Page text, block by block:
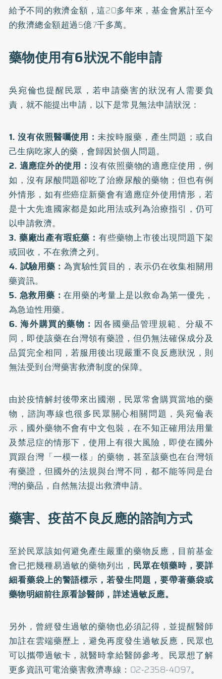
給予不同的救濟金額，這20多年來，基金會累計至今
的救濟總金額超過5億7千多萬。
藥物使用有6狀況不能申請
吳宛倫也提醒民眾，若申請藥害的狀況有人需要負
責，就不能提出申請，以下是常見無法申請狀況：
1. 沒有依照醫囑使用：未按時服藥，產生問題；或自
己生病吃家人的藥，會歸因於個人問題。
2. 適應症外的使用： 沒有依照藥物的適應症使用，例
如，沒有尿酸問題卻吃了治療尿酸的藥物；但也有例
外情形，如有些癌症新藥會有適應症外使用情形，若
是十大先進國家都是如此用法或列為治療指引，仍可
以申請救濟。
3. 藥廠出產有瑕疪藥： 有些藥物上市後出現問題下架
或回收，不在救濟之列。
4. 試驗用藥：為實驗性質目的，表示仍在收集相關用
藥資訊。
5. 急救用藥：在用藥的考量上是以救命為第一優先，
為急迫性用藥。
6. 海外購買的藥物： 因各國藥品管理規範、分級不
同，即使該藥在台灣領有藥證，但仍無法確保成分及
品質完全相同，若服用後出現嚴重不良反應狀況，則
無法受到台灣藥害救濟制度的保障。
由於疫情解封後帶來出國潮，民眾常會購買當地的藥
物，諮詢專線也很多民眾關心相關問題，吳宛倫表
示，國外藥物不會有中文包裝，在不知正確用法用量
及禁忌症的情形下，使用上有很大風險，即使在國外
買跟台灣「一模一樣」的藥物，甚至該藥也在台灣領
有藥證，但國外的法規與台灣不同，都不能等同是台
灣的藥品，自然無法提出救濟申請。
藥害、疫苗不良反應的諮詢方式
至於民眾該如何避免產生嚴重的藥物反應，目前基金
會已把幾種易過敏的藥物列出， 民眾在領藥時，要詳
細看藥袋上的警語標示，若發生問題，要帶著藥袋或
藥物明細前往原看診醫師，詳述過敏反應。
另外，曾經發生過敏的藥物也必須記得，並提醒醫師
加註在雲端藥歷上，避免再度發生過敏反應，民眾也
可以攜帶過敏卡，就醫時拿給醫師參考。民眾想了解
更多資訊可電洽藥害救濟專線：02-2358-4097。